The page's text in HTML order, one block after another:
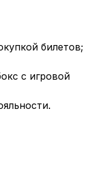
билетов;
с игровой